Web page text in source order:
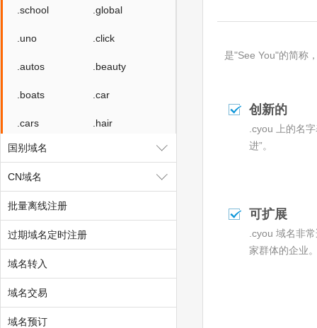
.school .global
.uno .click
.autos .beauty
.boats .car
.cars .hair
.homes
.motorcycles
.skin
.yachts
.yun
国别域名
CN域名
批量离线注册
过期域名定时注册
域名转入
域名交易
域名预订
是"See You"的简称
创新的
.cyou 上的名
进”。
可扩展
.cyou 域名非
家群体的企业